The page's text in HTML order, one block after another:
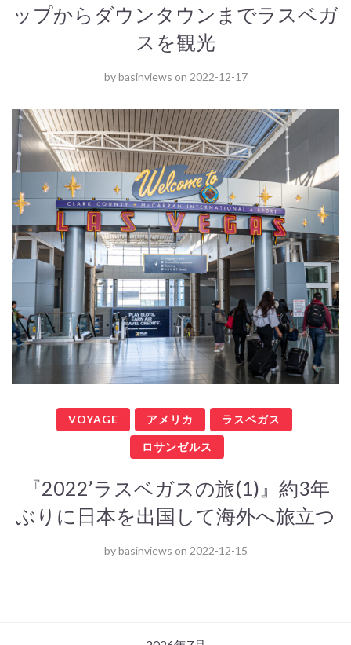
ップからダウンタウンまでラスベガ
スを観光
bybasinviews on 2022-12-17
VOYAGE アメリカ ラスベガス
ロサンゼルス
『2022’ラスベガスの旅(1)』約3年
ぶりに日本を出国して海外へ旅立つ
bybasinviews on 2022-12-15